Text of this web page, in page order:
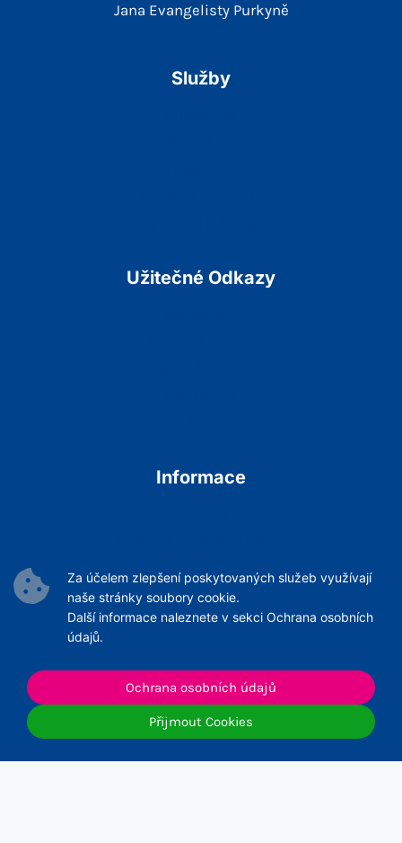
Jana Evangelisty Purkyně
Služby
Užitečné Odkazy
Informace
Archiv článků
© 2026 ČNeoS
Za účelem zlepšení poskytovaných služeb využívají
naše stránky soubory cookie.
Další informace naleznete v sekci Ochrana osobních
údajů.
Ochrana osobních údajů
Přijmout Cookies